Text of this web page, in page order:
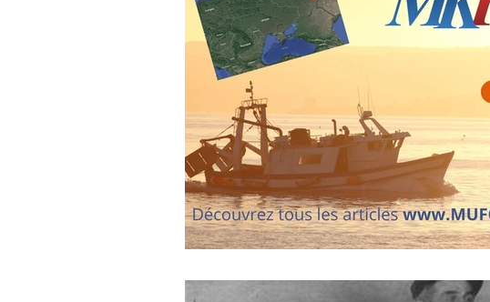
Nasa enqueteur MUFON Observation
journal d'un enquêteur Magazine CONTACTS
Surveillance du ciel Wall Street Journal